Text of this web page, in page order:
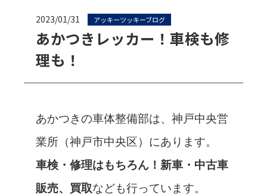
2023/01/31 アッキーツッキーブログ
あかつきレッカー！車検も修
理も！
あかつきの車体整備部は、神戸中央営
業所（神戸市中央区）にあります。
車検・修理はもちろん！新車・中古車
販売、買取なども行っています。